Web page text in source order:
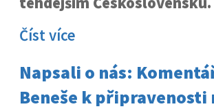
Číst více
Napsali o nás:
Beneše k připravenosti